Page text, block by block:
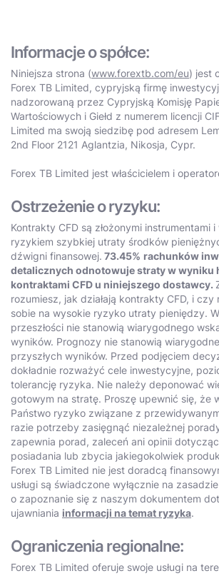
Informacje o spółce:
Niniejsza strona (www.forextb.com/eu) jest
Forex TB Limited, cypryjską firmę
nadzorowaną przez Cypryjską Komisję
Wartościowych i Giełd z numerem licencji
Limited ma swoją siedzibę pod adresem
2nd Floor 2121 Aglantzia, Nikosja, Cypr.
Forex TB Limited jest właścicielem i
Ostrzeżenie o ryzyku:
Kontrakty CFD są złożonymi instrumentami
ryzykiem szybkiej utraty środków
dźwigni finansowej. 73.45% rachunków
detalicznych odnotowuje straty w wyniku
kontraktami CFD u niniejszego dostawcy.
rozumiesz, jak działają kontrakty CFD, i
sobie na wysokie ryzyko utraty pieniędzy.
przeszłości nie stanowią wiarygodnego
wyników. Prognozy nie stanowią
przyszłych wyników. Przed podjęciem
dokładnie rozważyć cele inwestycyjne,
tolerancję ryzyka. Nie należy deponować
gotowym na stratę. Proszę upewnić się, że
Państwo ryzyko związane z
razie potrzeby zasięgnąć niezależnej
zapewnia porad, zaleceń ani opinii
posiadania lub zbycia jakiegokolwiek
Forex TB Limited nie jest doradcą
usługi są świadczone wyłącznie na
o zapoznanie się z naszym dokumentem
ujawniania informacji na temat ryzyka.
Ograniczenia regionalne:
Forex TB Limited oferuje swoje usługi na